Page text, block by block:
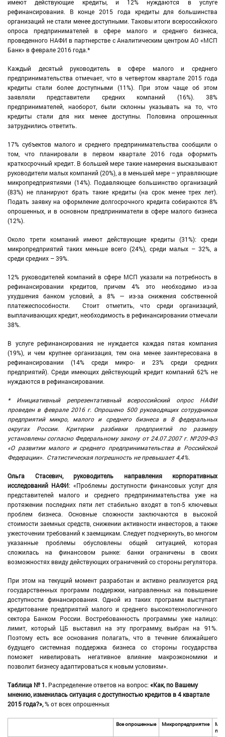
имеют действующие кредиты, и 12% нуждаются в услуге
рефинансирования. В конце 2015 года кредиты для большинства
организаций не стали менее доступными. Таковы итоги всероссийского
опроса предпринимателей в сфере малого и среднего бизнеса,
проведенного НАФИ в партнерстве с Аналитическим центром АО «МСП
Банк» в феврале 2016 года.*
Каждый десятый руководитель в сфере малого и среднего
предпринимательства отмечает, что в четвертом квартале 2015 года
кредиты стали более доступными (11%). При этом чаще об этом
заявляли представители средних компаний (16%). 38%
предпринимателей, наоборот, были склонны указывать на то, что
кредиты стали для них менее доступны. Половина опрошенных
затруднились ответить.
17% субъектов малого и среднего предпринимательства сообщили о
том, что планировали в первом квартале 2016 года оформить
краткосрочный кредит. В большей мере такие намерения высказывают
руководители малых компаний (20%), а в меньшей мере – управляющие
микропредприятиями (14%). Подавляющее большинство организаций
(83%) не планируют брать такие кредиты (на срок менее трех лет).
Подать заявку на оформление долгосрочного кредита собираются 8%
опрошенных, и в основном предприниматели в сфере малого бизнеса
(12%).
Около трети компаний имеют действующие кредиты (31%): среди
микропредприятий таких меньше всего (24%), среди малых – 32%, а
среди средних – 39%.
12% руководителей компаний в сфере МСП указали на потребность в
рефинансировании кредитов, причем 4% это необходимо из-за
ухудшения банком условий, а 8% — из-за снижения собственной
платежеспособности. Стоит отметить, что среди организаций,
выплачивающих кредит, необходимость в рефинансировании отмечали
38%.
В услуге рефинансирования не нуждается каждая пятая компания
(19%), и чем крупнее организация, тем она менее заинтересована в
рефинансировании (14% среди микро- и 23% среди средних
предприятий). Среди имеющих действующий кредит компаний 62% не
нуждаются в рефинансировании.
* Инициативный репрезентативный всероссийский опрос НАФИ
проведен в феврале 2016 г. Опрошено 500 руководящих сотрудников
предприятий микро, малого и среднего бизнеса в 8 федеральных
округах России. Критерии разбивки предприятий по размеру
установлены согласно Федеральному закону от 24.07.2007 г. №209-ФЗ
«О развитии малого и среднего предпринимательства в Российской
Федерации». Статистическая погрешность не превышает 4,4%.
Ольга Стасевич, руководитель направления корпоративных
исследований НАФИ: «Проблемы доступности финансовых услуг для
представителей малого и среднего предпринимательства уже на
протяжении последних пяти лет стабильно входят в топ-5 ключевых
проблем бизнеса. Основные сложности заключаются в высокой
стоимости заемных средств, снижении активности инвесторов, а также
ужесточении требований к заемщикам. Следует подчеркнуть, во многом
указанные проблемы обусловлены общей ситуацией, которая
сложилась на финансовом рынке: банки ограничены в своих
возможностях ввиду действующих ограничений со стороны регулятора.
При этом на текущий момент разработан и активно реализуется ряд
государственных программ поддержки, направленных на повышение
доступности финансирования. Одной из таких программ выступает
кредитование предприятий малого и среднего высокотехнологичного
сектора Банком России. Востребованность программы уже налицо:
лимит, который ЦБ выставил на эту программу, выбран на 91%.
Поэтому есть все основания полагать, что в течение ближайшего
будущего системная поддержка бизнеса со стороны государства
поможет нивелировать негативное влияние макроэкономики и
позволит бизнесу адаптироваться к новым условиям».
Таблица № 1. Распределение ответов на вопрос: «Как, по Вашему
мнению, изменилась ситуация с доступностью кредитов в 4 квартале
2015 года?»,% от всех опрошенных
Все опрошенные Микропредприятие